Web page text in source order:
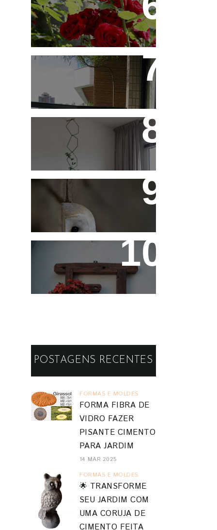
Você Sabe Tudo Sobre
Rosas?
Saiba Tudo Sobre
Jardins de Inverno
Treliças, Ganchos e
Suportes - Parte 1
Fotos de Domingo - As
Melhores da Semana
Madeira - Painéis e
Vasos de Parede
POSTAGENS RECENTES
FORMAS E MOLDES
FORMA FIBRA DE
VIDRO FAZER
PISANTE CIMENTO
PARA JARDIM
14 MAR 2025
FORMAS E MOLDES
🌟 TRANSFORME
SEU JARDIM COM
UMA CORUJA DE
CIMENTO FEITA